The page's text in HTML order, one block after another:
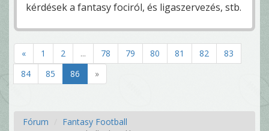
kérdések a fantasy fociról, és ligaszervezés, stb.
« 1 2 ... 78 79 80 81 82
83
84
85 86 »
Fórum
Fantasy Football